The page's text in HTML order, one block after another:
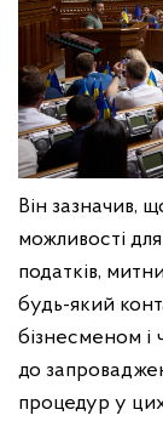
Він зазначив,
можливості
податків,
будь-який
бізнесменом
до
процедур у